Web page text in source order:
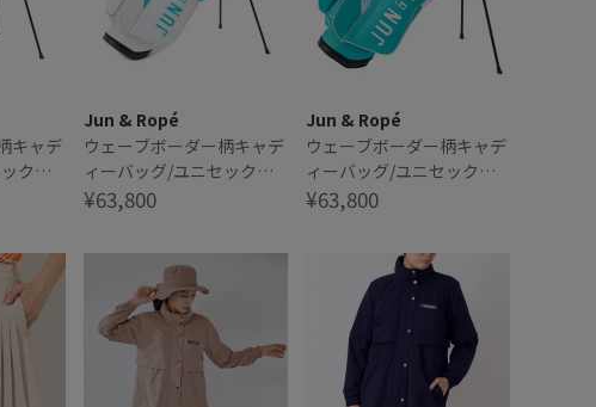
キャデ
ク
Jun & Ropé
ウェーブボーダー柄キャデ
ィーバッグ/ユニセック
ス・軽量
¥63,800
Jun & Ropé
ウェーブボーダー柄キャデ
ィーバッグ/ユニセック
ス・軽量
¥63,800